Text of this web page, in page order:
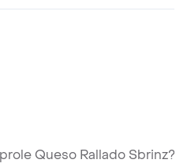
Queso Rallado Sbrinz?